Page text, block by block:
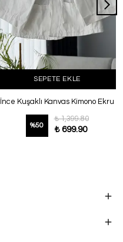
SEPETE EKLE
İnce Kuşaklı Kanvas Kimono Ekru
%50
₺ 1,399.80
₺ 699.90